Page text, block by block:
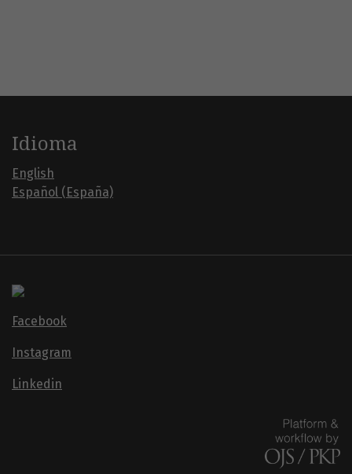
Idioma
English
Español (España)
Facebook
Instagram
Linkedin